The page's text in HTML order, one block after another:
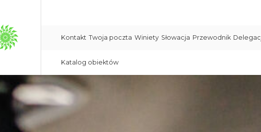
Kontakt Twoja poczta Winiety Słowacja Przewodnik
Katalog obiektów